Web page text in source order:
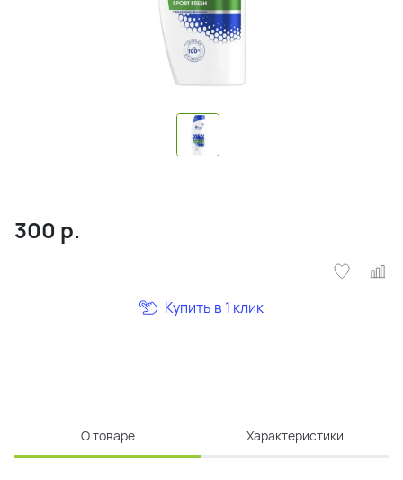
300 р.
Купить в 1 клик
О товаре Характеристики